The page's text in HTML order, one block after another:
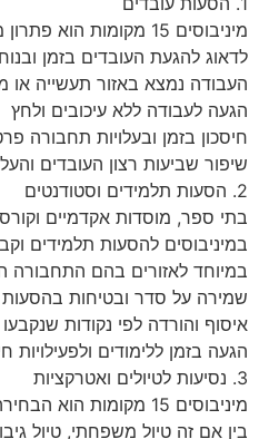
מיניבוסים 15 מקומות
לדאוג להגעת העובדים בזמן
העבודה נמצא באזור תעשייה או
הגעה לעבודה ללא עיכובים ולחץ
חיסכון בזמן ובעלויות תחבורה
שיפור שביעות רצון העובדים
2. הסעות תלמידים וסטודנטים
בתי ספר, מוסדות אקדמיים
במיניבוסים להסעות תלמידים
במיוחד לאזורים בהם התחבורה
שמירה על סדר ובטיחות בהסעות
איסוף והורדה לפי נקודות
הגעה בזמן ללימודים ולפעילויות
3. נסיעות לטיולים ואטרקציות
מיניבוסים 15 מקומות
בין אם זה טיול משפחתי, טיול